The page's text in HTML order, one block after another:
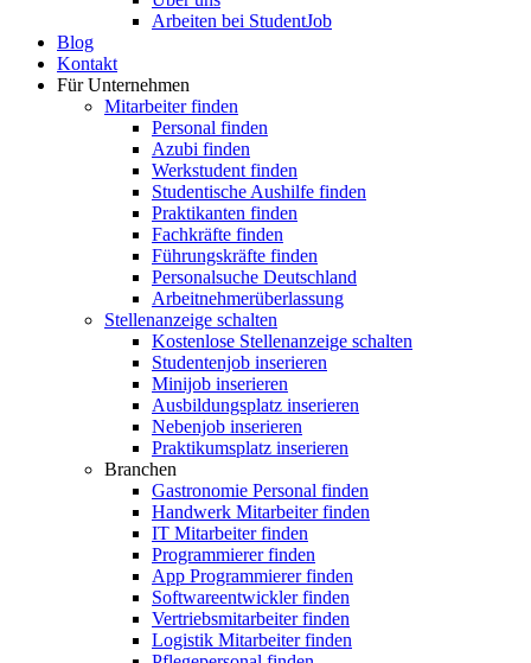
Arbeiten bei StudentJob
Blog
Kontakt
Für Unternehmen
Mitarbeiter finden
Personal finden
Azubi finden
Werkstudent finden
Studentische Aushilfe finden
Praktikanten finden
Fachkräfte finden
Führungskräfte finden
Personalsuche Deutschland
Arbeitnehmerüberlassung
Stellenanzeige schalten
Kostenlose Stellenanzeige schalten
Studentenjob inserieren
Minijob inserieren
Ausbildungsplatz inserieren
Nebenjob inserieren
Praktikumsplatz inserieren
Branchen
Gastronomie Personal finden
Handwerk Mitarbeiter finden
IT Mitarbeiter finden
Programmierer finden
App Programmierer finden
Softwareentwickler finden
Vertriebsmitarbeiter finden
Logistik Mitarbeiter finden